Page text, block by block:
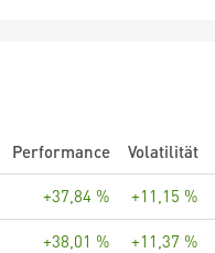
Performance Volatilität
+37,84 % +11,15 %
+38,01 % +11,37 %